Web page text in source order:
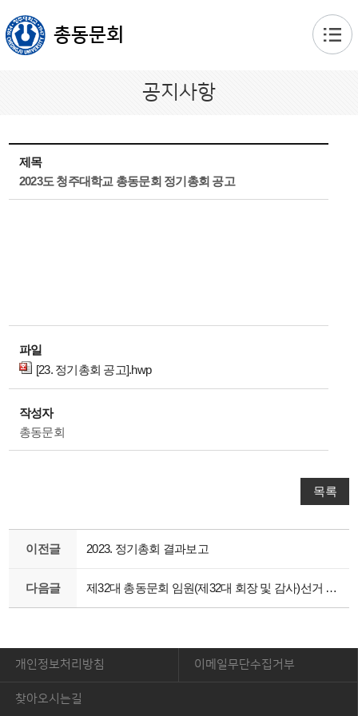
총동문회
공지사항
제목
2023도 청주대학교 총동문회 정기총회 공고
파일
[23. 정기총회 공고].hwp
작성자
총동문회
목록
이전글 2023. 정기총회 결과보고
다음글 제32대 총동문회 임원(제32대 회장 및 감사)선거 공고
개인정보처리방침 이메일무단수집거부
찾아오시는길